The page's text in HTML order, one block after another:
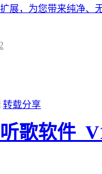
展，为您带来纯净、
转载分享
歌软件